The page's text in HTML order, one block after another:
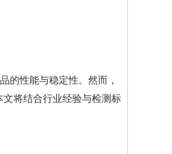
的性能与稳定性。然而，
将结合行业经验与检测标